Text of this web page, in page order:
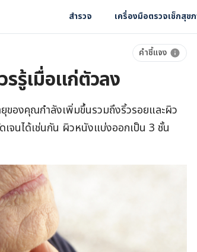
สำรวจ เครื่องมือตรวจเช็กสุข
คำชี้แจง
รู้เมื่อแก่ตัวลง
องคุณกำลังเพิ่มขึ้นรวมถึงริ้วรอยและผิว
นได้เช่นกัน ผิวหนังแบ่งออกเป็น 3 ชั้น